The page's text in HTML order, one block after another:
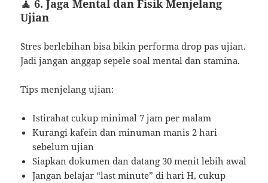
🧘 6. Jaga Mental dan Fisik Menjelang
Ujian
Stres berlebihan bisa bikin performa drop pas ujian.
Jadi jangan anggap sepele soal mental dan stamina.
Tips menjelang ujian:
Istirahat cukup minimal 7 jam per malam
Kurangi kafein dan minuman manis 2 hari
sebelum ujian
Siapkan dokumen dan datang 30 menit lebih awal
Jangan belajar “last minute” di hari H, cukup